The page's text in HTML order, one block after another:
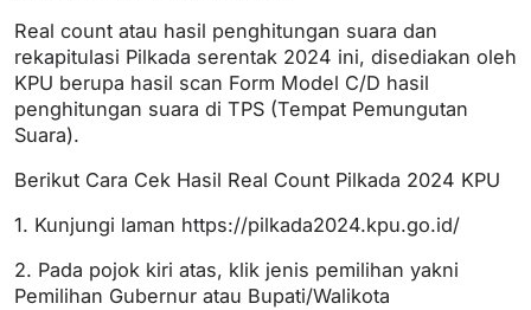
Real count atau hasil penghitungan suara dan
rekapitulasi Pilkada serentak 2024 ini, disediakan oleh
KPU berupa hasil scan Form Model C/D hasil
penghitungan suara di TPS (Tempat Pemungutan
Suara).
Berikut Cara Cek Hasil Real Count Pilkada 2024 KPU
1. Kunjungi laman https://pilkada2024.kpu.go.id/
2. Pada pojok kiri atas, klik jenis pemilihan yakni
Pemilihan Gubernur atau Bupati/Walikota